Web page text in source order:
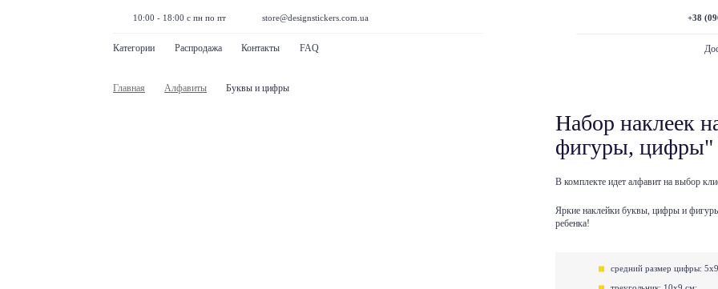
10:00 - 18:00 с пн по пт store@designstickers.com.ua
Категории Распродажа Контакты FAQ
+38
Главная Алфавиты Буквы и цифры
Набор наклеек
фигуры, цифры"
В комплекте идет алфавит на выбор
Яркие наклейки буквы, цифры и
ребенка!
средний размер цифры: